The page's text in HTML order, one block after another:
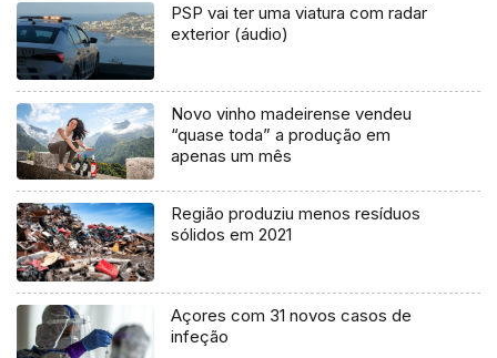
PSP vai ter uma viatura com radar
exterior (áudio)
Novo vinho madeirense vendeu
“quase toda” a produção em
apenas um mês
Região produziu menos resíduos
sólidos em 2021
Açores com 31 novos casos de
infeção